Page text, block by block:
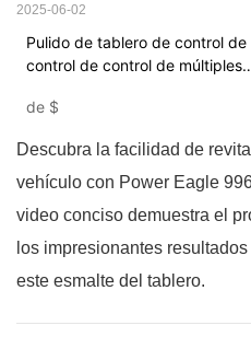
2025-06-02
Pulido de tablero de control de
control de control de múltiples
de $
Descubra la facilidad de
vehículo con Power Eagle
video conciso demuestra el
los impresionantes
este esmalte del tablero.